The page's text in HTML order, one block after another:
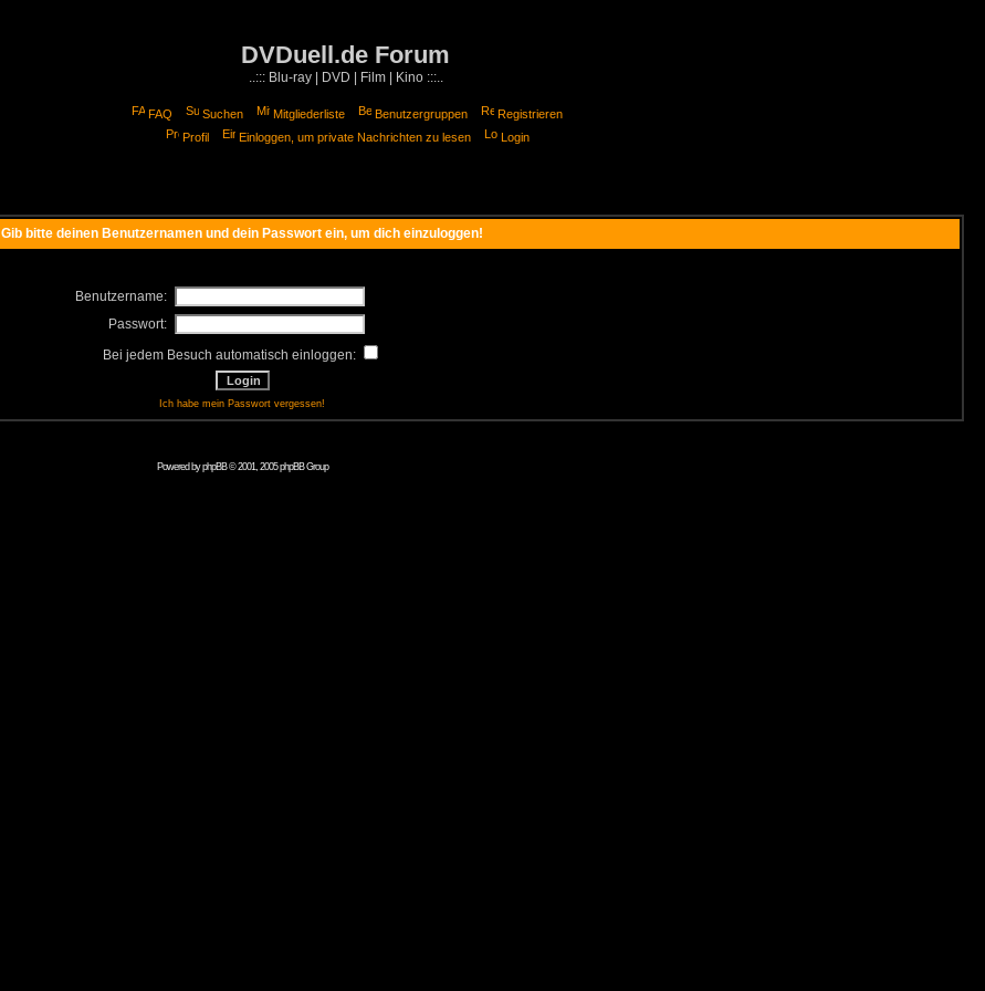
DVDuell.de Forum
..::: Blu-ray | DVD | Film | Kino :::..
FAQ Suchen Mitgliederliste Benutzergruppen
Registrieren
Profil
Einloggen, um private Nachrichten zu lesen Login
Gib bitte deinen Benutzernamen und dein Passwort ein, um dich einzuloggen!
Benutzername:
Passwort:
Bei jedem Besuch automatisch einloggen:
Ich habe mein Passwort vergessen!
Powered byphpBB© 2001, 2005 phpBB Group